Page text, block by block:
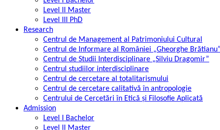
Level II Master
Level III PhD
Research
Centrul de Management al Patrimoniului Cultural
Centrul de Informare al României „Gheorghe Brătianu”
Centrul de Studii Interdisciplinare „Silviu Dragomir”
Centrul studiilor interdisciplinare
Centrul de cercetare al totalitarismului
Centrul de cercetare calitativă în antropologie
Centrului de Cercetări în Etică și Filosofie Aplicată
Admission
Level I Bachelor
Level II Master